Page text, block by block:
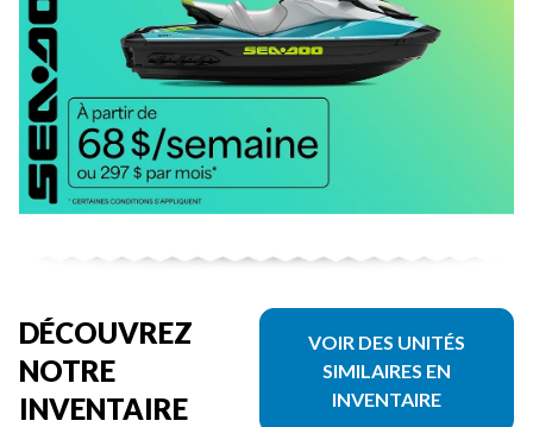
DÉCOUVREZ
NOTRE
INVENTAIRE
VOIR DES UNITÉS
SIMILAIRES EN
INVENTAIRE